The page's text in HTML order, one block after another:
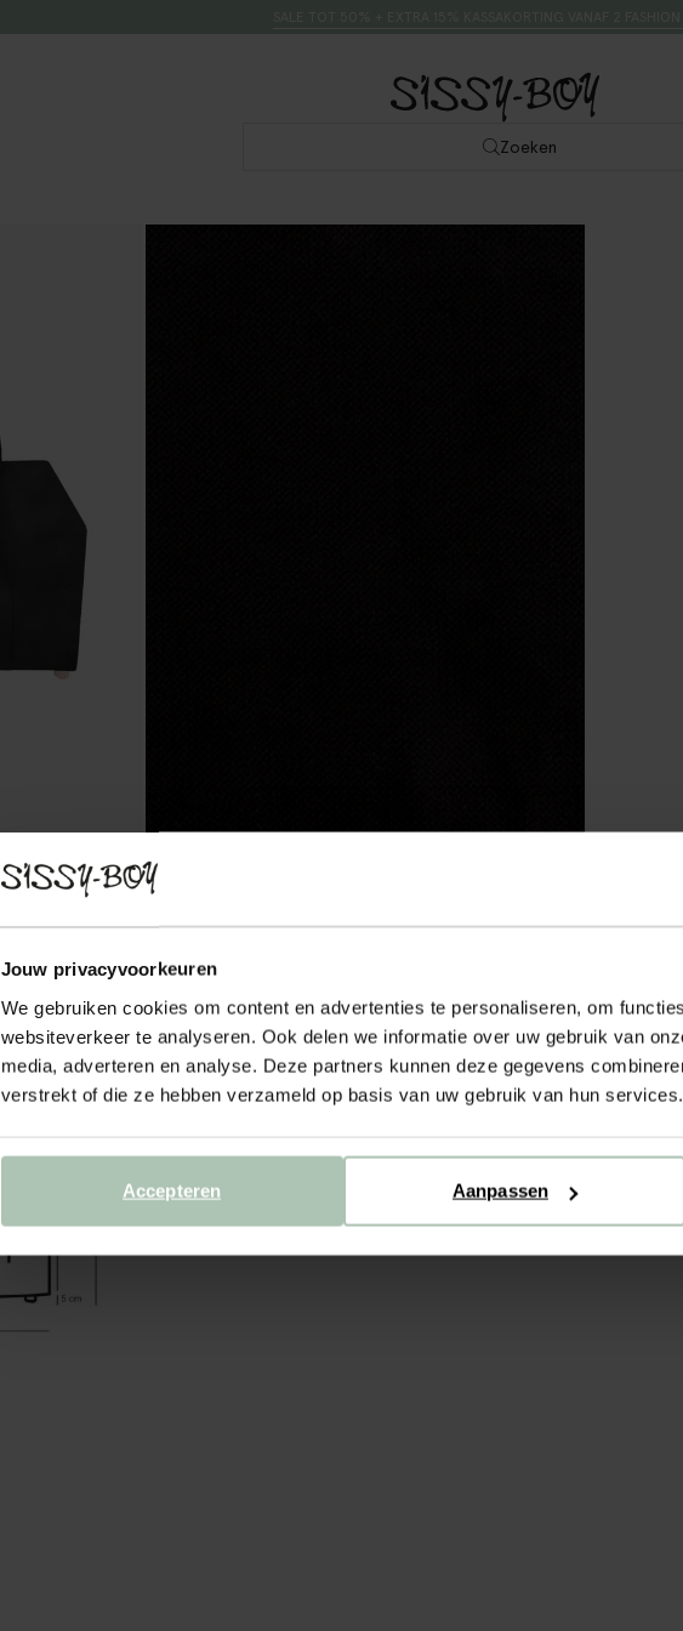
Jouw privacyvoorkeuren
We gebruiken cookies om content en advertenties te personaliseren, om
websiteverkeer te analyseren. Ook delen we informatie over uw gebruik van
media, adverteren en analyse. Deze partners kunnen deze gegevens
verstrekt of die ze hebben verzameld op basis van uw gebruik van hun services.
Aanpassen
Accepteren
Zoeken